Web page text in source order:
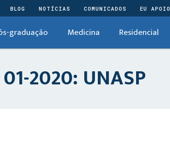
BLOG NOTÍCIAS COMUNICADOS EU APOIO
graduação Medicina Residencial
2020: UNASP